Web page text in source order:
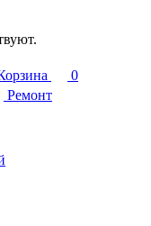
0
Ремонт